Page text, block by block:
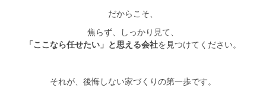
だからこそ、
焦らず、しっかり見て、
「ここなら任せたい」と思える会社を見つけてください。
それが、後悔しない家づくりの第一歩です。